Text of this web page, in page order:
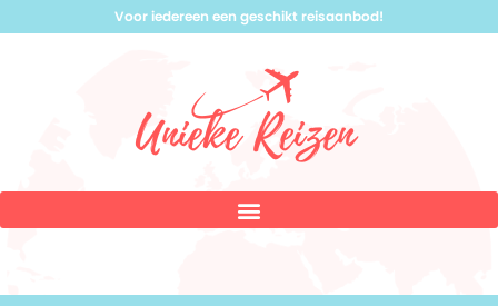
Voor iedereen een geschikt reisaanbod!